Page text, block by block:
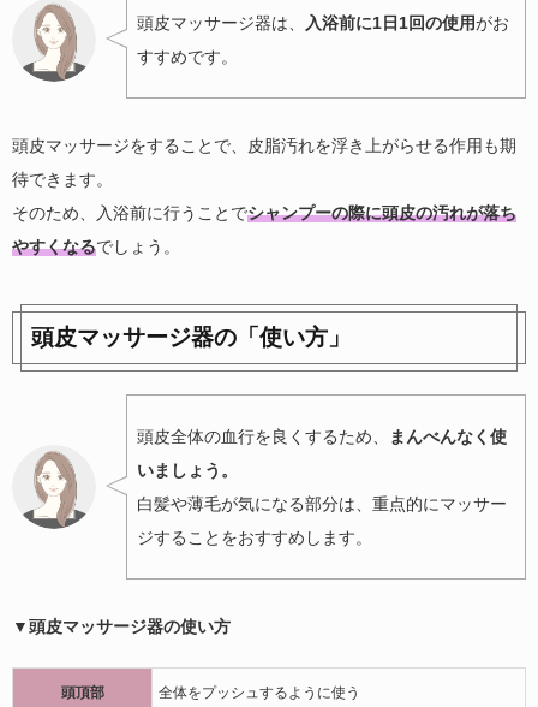
頭皮マッサージ器は、 入浴前に1日1回の使用がお
すすめです。
頭皮マッサージをすることで、皮脂汚れを浮き上がらせる作用も期
待できます。
そのため、入浴前に行うことでシャンプーの際に頭皮の汚れが落ち
やすくなるでしょう。
頭皮マッサージ器の「使い方」
頭皮全体の血行を良くするため、
まんべんなく使
いましょう。
白髪や薄毛が気になる部分は、重点的にマッサー
ジすることをおすすめします。
▼頭皮マッサージ器の使い方
頭頂部 全体をプッシュするように使う